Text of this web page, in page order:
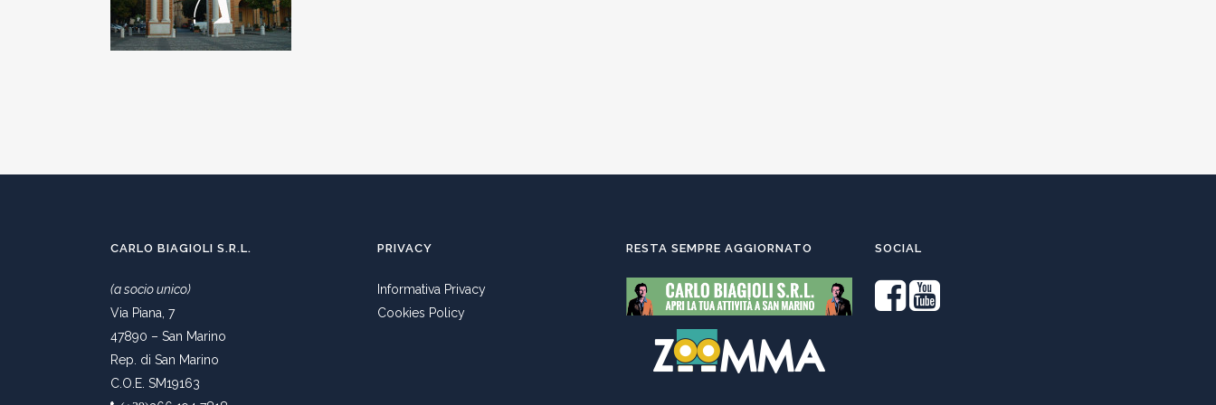
CARLO BIAGIOLI S.R.L.
(a socio unico)
Via Piana, 7
47890 – San Marino
Rep. di San Marino
C.O.E. SM19163
PRIVACY
Informativa Privacy
Cookies Policy
RESTA SEMPRE AGGIORNATO SOCIAL